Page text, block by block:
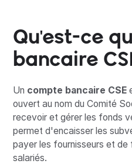
Qu'est-ce
bancaire
Un compte bancaire CSE
ouvert au nom du Comité
recevoir et gérer les fonds
permet d'encaisser les
payer les fournisseurs et
salariés.